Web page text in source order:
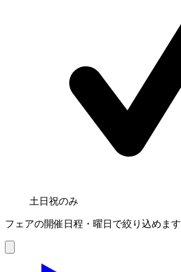
土日祝のみ
フェアの開催日程・曜日で絞り込めます